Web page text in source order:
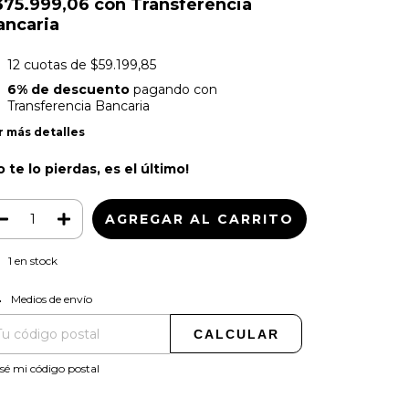
con Transferencia
12 cuotas de $59.199,85
6% de descuentopagando con
Transferencia Bancaria
más detalles
te lo pierdas, es el último!
1 en stock
para el CP:
Medios de envío
CALCULAR
mi código postal